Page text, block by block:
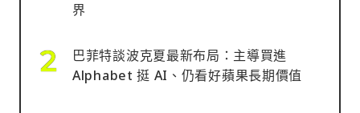
界
巴菲特談波克夏最新布局：主導買進
Alphabet 挺 AI、仍看好蘋果長期價值